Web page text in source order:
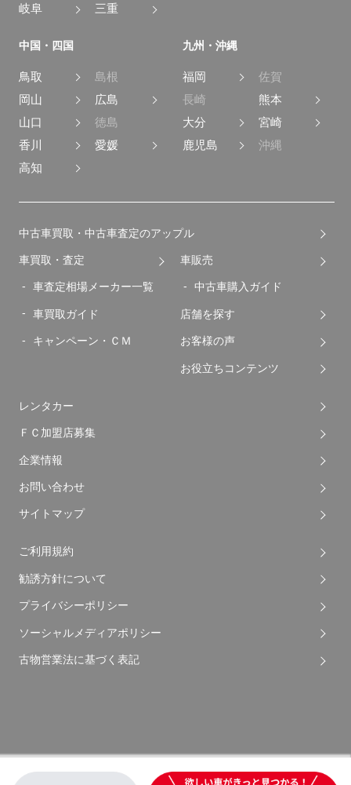
岐阜
三重
中国・四国
鳥取
島根
岡山
広島
山口
徳島
香川
愛媛
高知
九州・沖縄
福岡
佐賀
長崎
熊本
大分
宮崎
鹿児島
沖縄
中古車買取・中古車査定のアップル
車買取・査定
車査定相場メーカー一覧
車買取ガイド
キャンペーン・ＣＭ
車販売
中古車購入ガイド
店舗を探す
お客様の声
お役立ちコンテンツ
レンタカー
ＦＣ加盟店募集
企業情報
お問い合わせ
サイトマップ
ご利用規約
勧誘方針について
プライバシーポリシー
ソーシャルメディアポリシー
古物営業法に基づく表記